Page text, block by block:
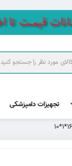
تجهیزات دامپزشکی